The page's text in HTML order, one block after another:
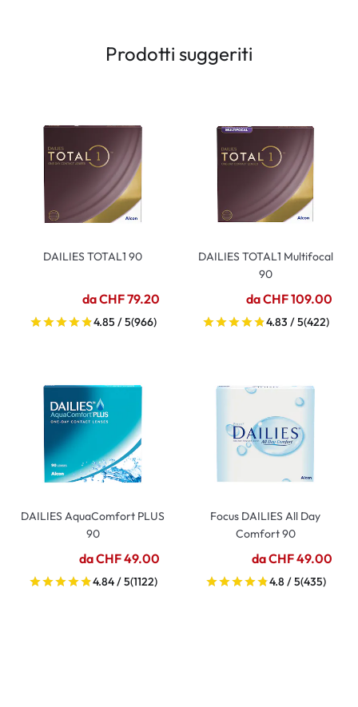
Prodotti suggeriti
DAILIES TOTAL1 90
da CHF 79.20
4.85 / 5(966)
DAILIES TOTAL1 Multifocal
90
da CHF 109.00
4.83 / 5(422)
DAILIES AquaComfort PLUS
90
da CHF 49.00
4.84 / 5(1122)
Focus DAILIES All Day
Comfort 90
da CHF 49.00
4.8 / 5(435)